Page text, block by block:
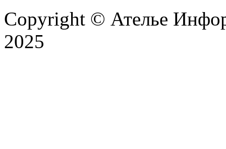
Copyright © Ателье
2025